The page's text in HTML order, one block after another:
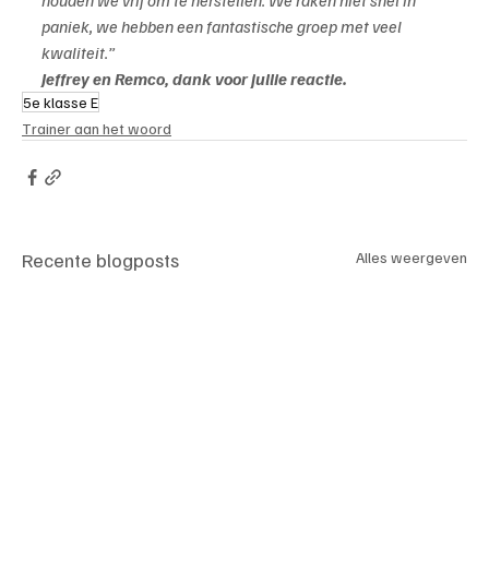
paniek, we hebben een fantastische groep met veel
kwaliteit.”
Jeffrey en Remco, dank voor jullie reactie.
5e klasse E
Trainer aan het woord
Recente blogposts Alles weergeven